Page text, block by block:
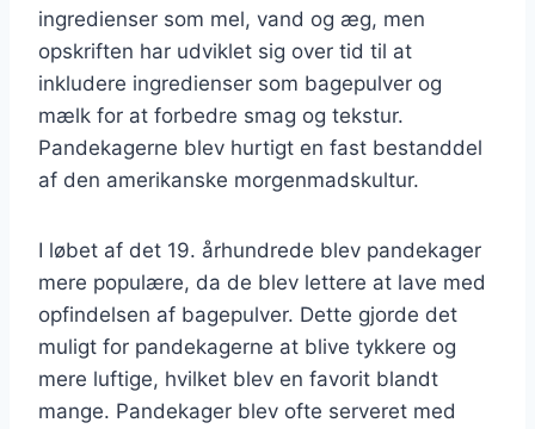
ingredienser som mel, vand og æg, men
opskriften har udviklet sig over tid til at
inkludere ingredienser som bagepulver og
mælk for at forbedre smag og tekstur.
Pandekagerne blev hurtigt en fast bestanddel
af den amerikanske morgenmadskultur.
I løbet af det 19. århundrede blev pandekager
mere populære, da de blev lettere at lave med
opfindelsen af bagepulver. Dette gjorde det
muligt for pandekagerne at blive tykkere og
mere luftige, hvilket blev en favorit blandt
mange. Pandekager blev ofte serveret med